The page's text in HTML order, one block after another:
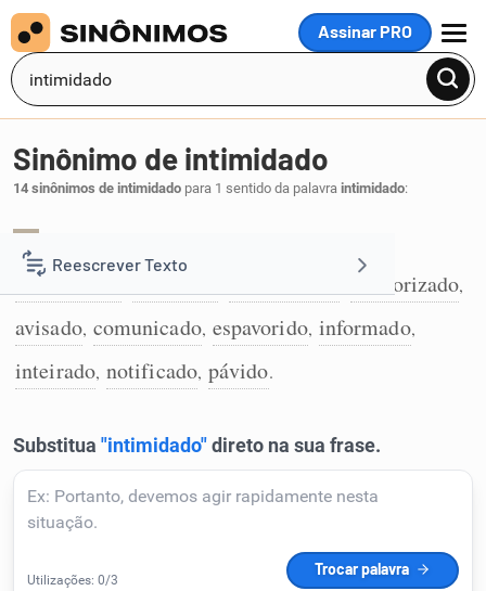
Assinar PRO
MENU
Reescrever Texto
Resumir Texto
Corrigir Texto
Detector de IA
Humanizador de IA
Sinônimo de intimidado
14 sinônimos de intimidado para 1 sentido da palavra intimidado:
assombrado aterrorizado,
avisado, comunicado, espavorido, informado,
inteirado, notificado, pávido.